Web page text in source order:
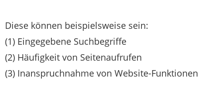
Diese können beispielsweise sein:
(1) Eingegebene Suchbegriffe
(2) Häufigkeit von Seitenaufrufen
(3) Inanspruchnahme von Website-Funktionen